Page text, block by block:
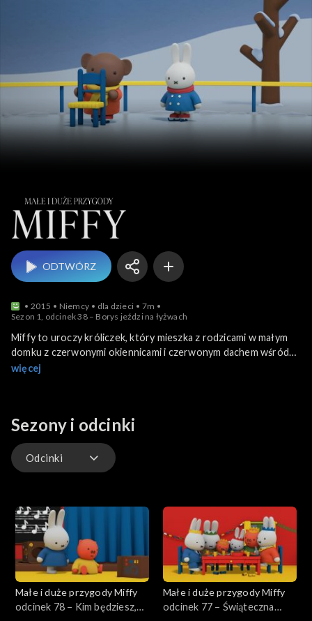
Małe i duże
ODTWÓRZ
2015 Niemcy dla dzieci
7m
Sezon 1, odcinek 38 – Borys jeździ na łyżwach
Miffy to uroczy króliczek, który mieszka z rodzicami w małym
domku z czerwonymi okiennicami i czerwonym dachem wśród
zielonych pól. Jest żądna przygód i lubi zwiedzać z przyjaciółmi
więcej
Sezony i odcinki
Odcinki
Małe i duże przygody Miffy
odcinek 78 – Kim będziesz,
Małe i duże przygody Miffy
odcinek 77 – Świąteczna